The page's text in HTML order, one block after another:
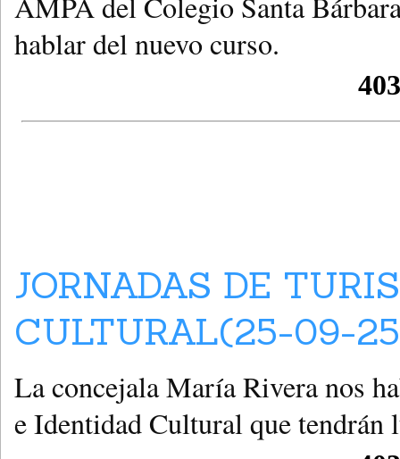
hablar del nuevo curso.
JORNADAS DE
CULTURAL(25-09-
La concejala María Rivera nos
e Identidad Cultural que tendrán